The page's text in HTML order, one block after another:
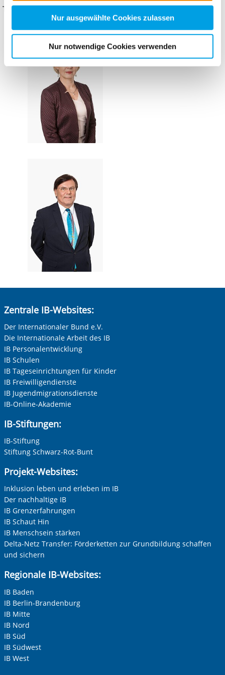
nachfolgender Buttons über Ihre Einwilligung für diese
Zwecke entscheiden und Ihre erteilte Einwilligung stets
für die Zukunft widerrufen. Bitte beachten Sie: Ihre
Cookies, die erforderlich zur Bereitstellung der von Ihnen
aufgerufenen und somit gewünschten Website-
Funktionen sind. Diese Cookies setzen wir aufgrund
berechtigter Interessen und daher unabhängig von einer
Einwilligung.
Nur ausgewählte Cookies zulassen
Nur notwendige Cookies verwenden
Thiemo Fojkar & Karola Becker
Zentrale IB-Websites:
Der Internationaler Bund e.V.
Die Internationale Arbeit des IB
IB Personalentwicklung
IB Schulen
IB Tageseinrichtungen für Kinder
IB Freiwilligendienste
IB Jugendmigrationsdienste
IB-Online-Akademie
IB-Stiftungen:
IB-Stiftung
Stiftung Schwarz-Rot-Bunt
Projekt-Websites:
Inklusion leben und erleben im IB
Der nachhaltige IB
IB Grenzerfahrungen
IB Schaut Hin
IB Menschsein stärken
Delta-Netz Transfer: Förderketten zur Grundbildung schaffen
und sichern
Regionale IB-Websites:
IB Baden
IB Berlin-Brandenburg
IB Mitte
IB Nord
IB Süd
IB Südwest
IB West